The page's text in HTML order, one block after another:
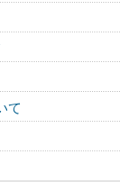
て